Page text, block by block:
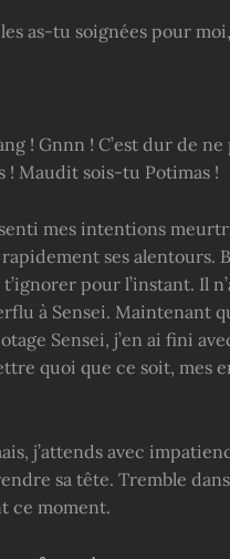
as-tu soignées pour
! Gnnn ! C’est dur de ne
! Maudit sois-tu Potimas !
mes intentions
ses alentours.
t’ignorer pour l’instant. Il
à Sensei. Maintenant
Sensei, j’en ai fini
quoi que ce soit, mes
j’attends avec
sa tête. Tremble
ce moment.